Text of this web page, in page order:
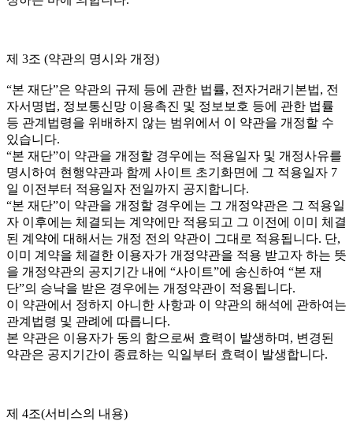
제 3조 (약관의 명시와 개정)
“본 재단”은 약관의 규제 등에 관한 법률, 전자거래기본법, 전
자서명법, 정보통신망 이용촉진 및 정보보호 등에 관한 법률
등 관계법령을 위배하지 않는 범위에서 이 약관을 개정할 수
있습니다.
“본 재단”이 약관을 개정할 경우에는 적용일자 및 개정사유를
명시하여 현행약관과 함께 사이트 초기화면에 그 적용일자 7
일 이전부터 적용일자 전일까지 공지합니다.
“본 재단”이 약관을 개정할 경우에는 그 개정약관은 그 적용일
자 이후에는 체결되는 계약에만 적용되고 그 이전에 이미 체결
된 계약에 대해서는 개정 전의 약관이 그대로 적용됩니다. 단,
이미 계약을 체결한 이용자가 개정약관을 적용 받고자 하는 뜻
을 개정약관의 공지기간 내에 “사이트”에 송신하여 “본 재
단”의 승낙을 받은 경우에는 개정약관이 적용됩니다.
이 약관에서 정하지 아니한 사항과 이 약관의 해석에 관하여는
관계법령 및 관례에 따릅니다.
본 약관은 이용자가 동의 함으로써 효력이 발생하며, 변경된
약관은 공지기간이 종료하는 익일부터 효력이 발생합니다.
제 4조(서비스의 내용)